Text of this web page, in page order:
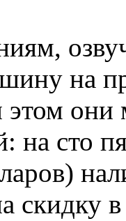
на
они
на сто